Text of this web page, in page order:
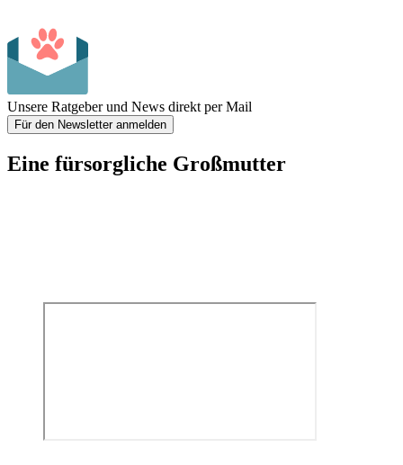
Unsere Ratgeber und News direkt per Mail
Für den Newsletter anmelden
Eine fürsorgliche Großmutter